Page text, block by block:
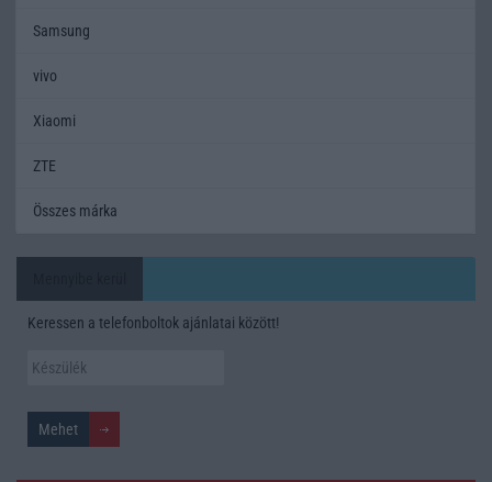
Samsung
vivo
Xiaomi
ZTE
Összes márka
Keressen a telefonboltok ajánlatai között!